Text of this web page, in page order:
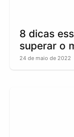
8 dicas
superar o
24 de maio de 2022